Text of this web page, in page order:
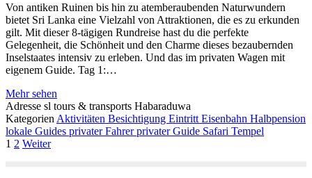
Von antiken Ruinen bis hin zu atemberaubenden Naturwundern
bietet Sri Lanka eine Vielzahl von Attraktionen, die es zu erkunden
gilt. Mit dieser 8-tägigen Rundreise hast du die perfekte
Gelegenheit, die Schönheit und den Charme dieses bezaubernden
Inselstaates intensiv zu erleben. Und das im privaten Wagen mit
eigenem Guide. Tag 1:…
Mehr sehen
Adresse sl tours & transports Habaraduwa
Kategorien Aktivitäten Besichtigung Eintritt Eisenbahn Halbpension
lokale Guides privater Fahrerprivater Guide Safari Tempel
Posts
1 2 Weiter